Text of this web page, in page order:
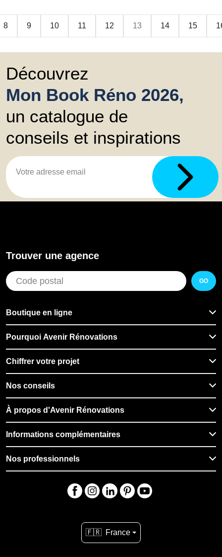
8 9 10 11 12 13 14 15
Découvrez
Mon Book Réno 2026,
un catalogue de
conseils et inspirations
Trouver une agence
GO
Boutique en ligne
Pourquoi Avenir Rénovations
Chiffrer votre projet
Nos conseils
À propos d'Avenir Rénovations
Informations complémentaires
Nos professionnels
🇫🇷 France